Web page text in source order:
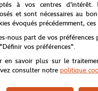
marie confort et style
leurs activités.
à l'histoire prestigieuse de
Roland Garros brodé en
indispensable de la
à vos centres d'intérêt.
et sont nécessaires au
évoqués précédemment,
nous part de vos
vos préférences".
en savoir plus sur le
consulter notre politique